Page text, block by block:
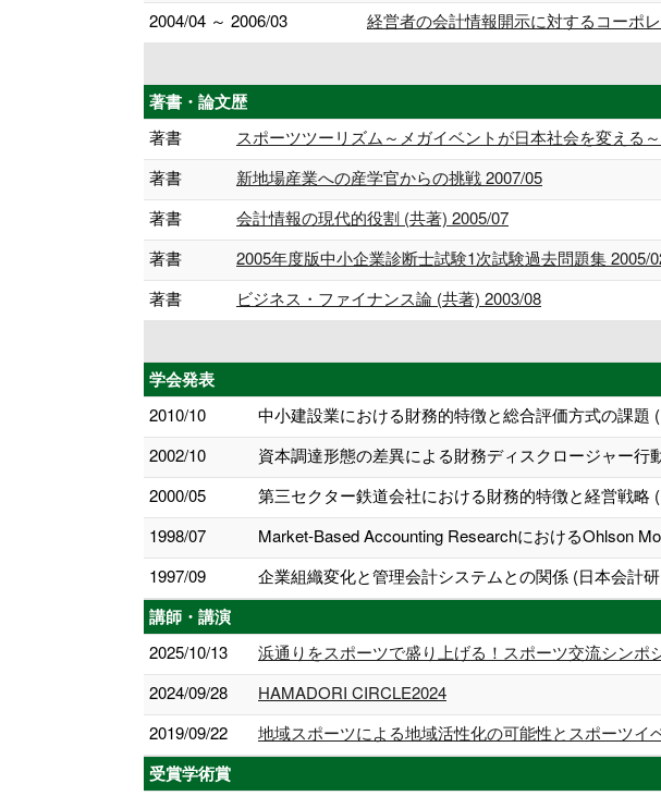
2004/04 ～ 2006/03
経営者の会計情報開示に対するコーポ
著書・論文歴
著書
スポーツツーリズム～メガイベントが日本社会を変える
著書
新地場産業への産学官からの挑戦 2007/05
著書
会計情報の現代的役割 (共著) 2005/07
著書
2005年度版中小企業診断士試験1次試験過去問題集 2005/
著書
ビジネス・ファイナンス論 (共著) 2003/08
学会発表
2010/10
中小建設業における財務的特徴と総合評価方式の課題
2002/10
資本調達形態の差異による財務ディスクロージャー
2000/05
第三セクター鉄道会社における財務的特徴と経営戦略
1998/07
Market-Based Accounting ResearchにおけるOhlson
1997/09
企業組織変化と管理会計システムとの関係 (日本会計
講師・講演
2025/10/13
浜通りをスポーツで盛り上げる！スポーツ交流シンポ
2024/09/28
HAMADORI CIRCLE2024
2019/09/22
地域スポーツによる地域活性化の可能性とスポーツイ
受賞学術賞